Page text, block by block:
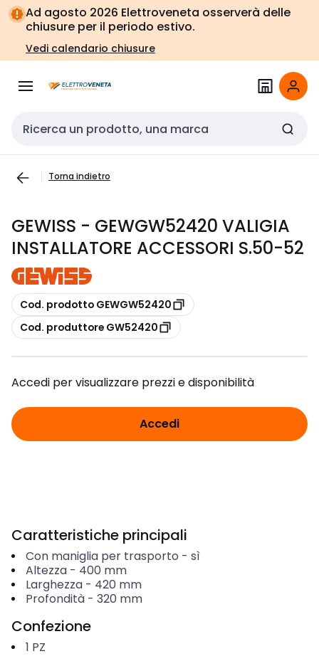
Vai alla
navigazione
Vai
alla
pagina
Ad agosto 2026 Elettroveneta osserverà delle
chiusure per il periodo estivo.
Vedi calendario chiusure
Cerca input
Torna indietro
GEWISS - GEWGW52420 VALIGIA
INSTALLATORE ACCESSORI S.50-52
copia
Cod. prodotto GEWGW52420
copia
Cod. produttore GW52420
Accedi per visualizzare prezzi e disponibilità
Accedi
Caratteristiche principali
Con maniglia per trasporto - sì
Altezza- 400 mm
Larghezza- 420 mm
Profondità- 320 mm
Confezione
1 PZ